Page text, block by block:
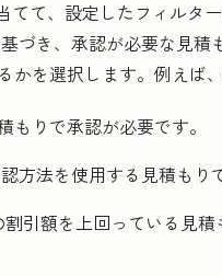
てて、設定したフィルタ
づき、承認が必要な見積
かを選択します。例えば
もりで承認が必要です。
方法を使用する見積もり
引額を上回っている見積